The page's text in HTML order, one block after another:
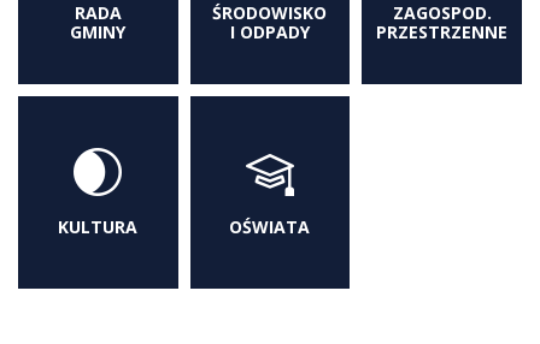
RADA
GMINY
ŚRODOWISKO
I ODPADY
ZAGOSPOD.
PRZESTRZENNE
KULTURA OŚWIATA